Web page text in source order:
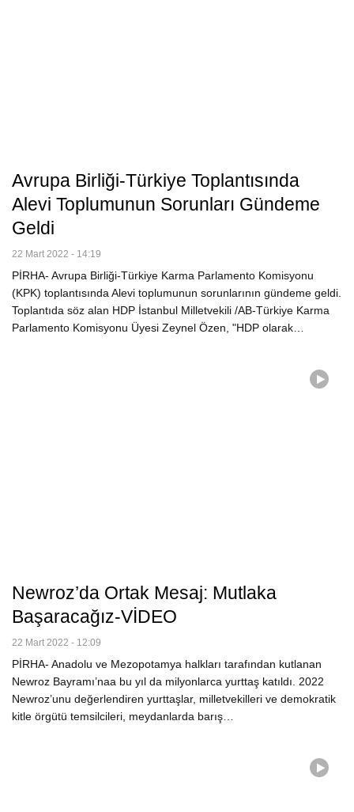
Avrupa Birliği-Türkiye Toplantısında
Alevi Toplumunun Sorunları Gündeme
Geldi
22 Mart 2022 - 14:19
PİRHA- Avrupa Birliği-Türkiye Karma Parlamento Komisyonu
(KPK) toplantısında Alevi toplumunun sorunlarının gündeme geldi.
Toplantıda söz alan HDP İstanbul Milletvekili /AB-Türkiye Karma
Parlamento Komisyonu Üyesi Zeynel Özen, "HDP olarak…
Newroz’da Ortak Mesaj: Mutlaka
Başaracağız-VİDEO
22 Mart 2022 - 12:09
PİRHA- Anadolu ve Mezopotamya halkları tarafından kutlanan
Newroz Bayramı’naa bu yıl da milyonlarca yurttaş katıldı. 2022
Newroz’unu değerlendiren yurttaşlar, milletvekilleri ve demokratik
kitle örgütü temsilcileri, meydanlarda barış…